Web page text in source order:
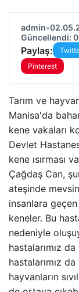
admin•
Güncellendi:
Paylaş:
Pinterest
Tarım ve
Manisa'da
kene vakaları
Devlet
kene ısırması
Çağdaş Can,
ateşinde
insanlara
keneler. Bu
nedeniyle
hastalarımız
hastalarımız
hayvanların